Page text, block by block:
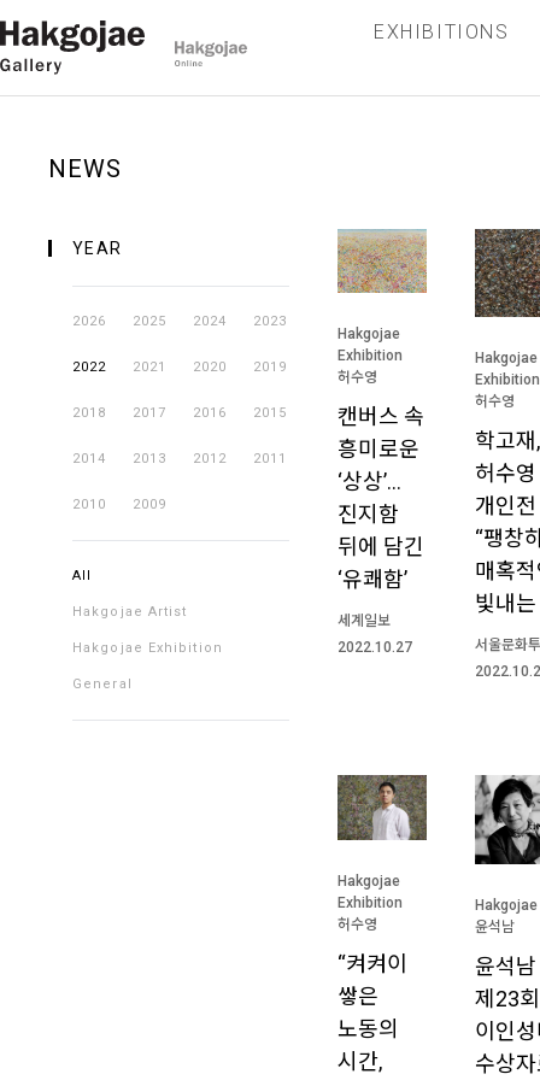
EXHIBITIONS
NEWS
YEAR
2026 2025 2024 2023
2022 2021 2020 2019
2018 2017 2016 2015
2014 2013 2012 2011
2010 2009
All
Hakgojae Artist
Hakgojae Exhibition
General
Hakgojae
Exhibition
허수영
캔버스 속
흥미로운
‘상상’…
진지함
뒤에 담긴
‘유쾌함’
세계일보
2022.10.27
Hakgojae
Exhibition
허수영
학고재,
허수영
개인
“팽창
매혹
빛내는
서울문화
Hakgojae
Exhibition
허수영
“켜켜이
쌓은
노동의
시간,
윤석남
윤석남
제23회
이인
수상